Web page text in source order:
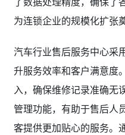
为连锁企业的规模化扩张
汽车行业售后服务中心采
升服务效率和客户满意度
入，确保维修记录准确无
管理功能，有助于售后人
客提供更加贴心的服务。